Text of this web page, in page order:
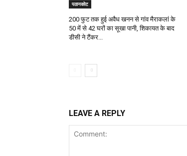
पठानकोट
200 फुट तक हुई अवैध खनन से गांव मैराकलां के
50 में से 42 घरों का सूखा पानी, शिकायत के बाद
डीसी ने टैंकर...
LEAVE A REPLY